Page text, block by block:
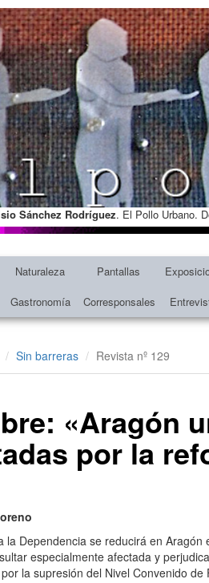
Sánchez Rodríguez. El Pollo Urbano.
Naturaleza Pantallas
Gastronomía Corresponsales
Sin barreras Revista nº 129
«Aragón
por la
la Dependencia se reducirá en
especialmente afectada y
la supresión del Nivel Convenido